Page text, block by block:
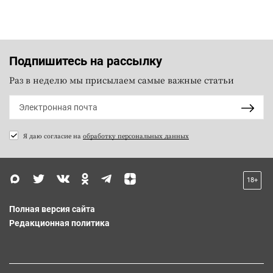
Подпишитесь на рассылку
Раз в неделю мы присылаем самые важные статьи
Я даю согласие на обработку персональных данных
18+
Полная версия сайта
Редакционная политика